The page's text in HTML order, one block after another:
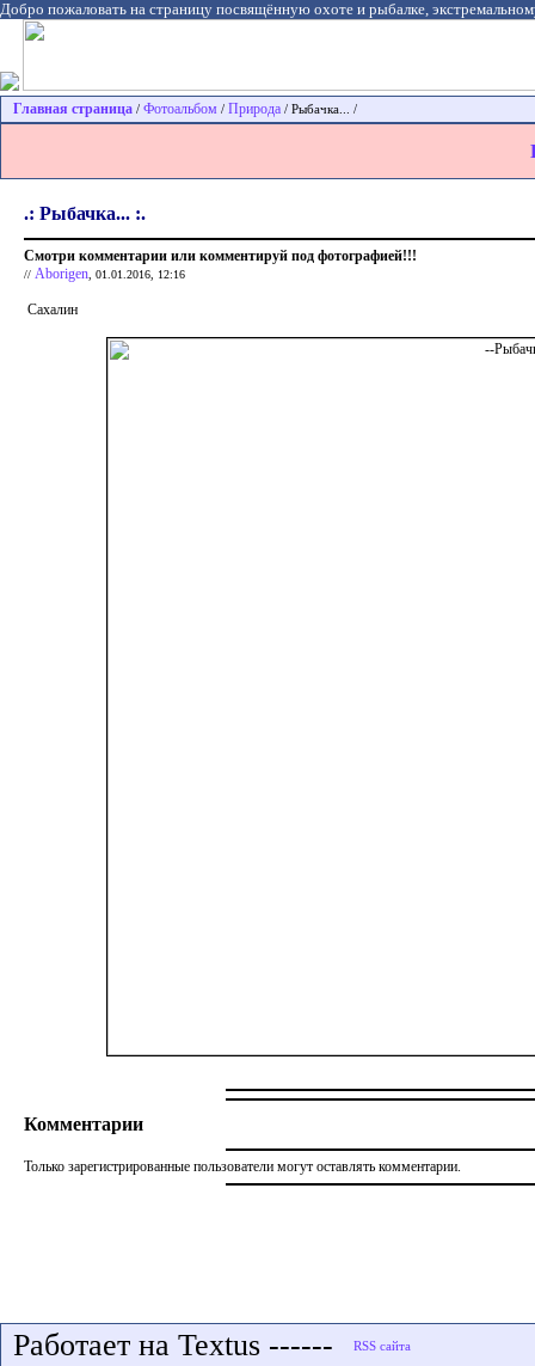
Добро пожаловать на страницу посвящённую охоте и рыбалке,
Главная страница / Фотоальбом / Природа / Рыбачка... /
.: Рыбачка... :.
Смотри комментарии или комментируй под фотографией!!!
// Aborigen , 01.01.2016, 12:16
Сахалин
Комментарии
Только зарегистрированные пользователи могут оставлять комментарии.
Работает на Textus ------